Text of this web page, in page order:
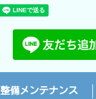
整備メンテナンス